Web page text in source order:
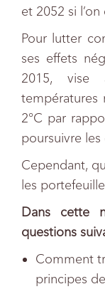
et 2052 si
Pour lutter
ses effets
2015, vise
températures
2°C par
poursuivre
Cependant,
les
Dans cette
questions
Comment
principes